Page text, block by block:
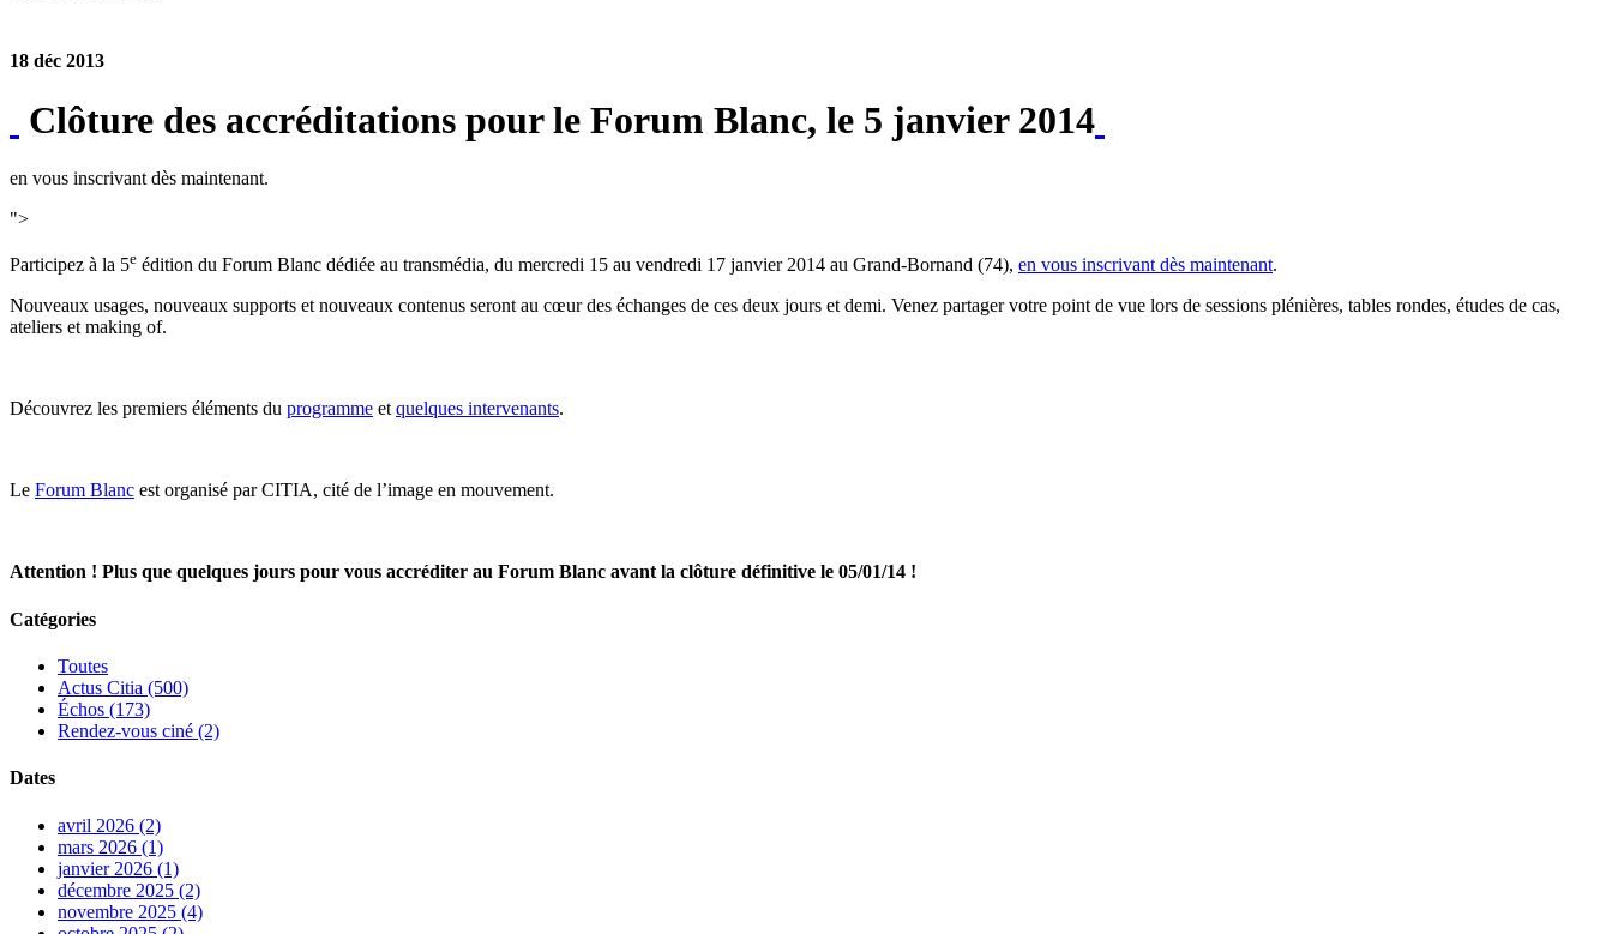
18 déc 2013
Clôture des accréditations pour le Forum Blanc, le 5 janvier 2014
en vous inscrivant dès maintenant.
">
Participez à la 5e édition du Forum Blanc dédiée au transmédia, du mercredi 15 au vendredi 17 janvier 2014 au Grand-Bornand (74), en vous inscrivant dès maintenant.
Nouveaux usages, nouveaux supports et nouveaux contenus seront au cœur des échanges de ces deux jours et demi. Venez partager votre point de vue lors de sessions plénières, tables rondes, études de cas,
ateliers et making of.
Découvrez les premiers éléments du programme etquelques intervenants.
Le Forum Blanc est organisé par CITIA, cité de l’image en mouvement.
Attention ! Plus que quelques jours pour vous accréditer au Forum Blanc avant la clôture définitive le 05/01/14 !
Catégories
Toutes
Actus Citia (500)
Échos (173)
Rendez-vous ciné (2)
Dates
avril 2026 (2)
mars 2026 (1)
janvier 2026 (1)
décembre 2025 (2)
novembre 2025 (4)